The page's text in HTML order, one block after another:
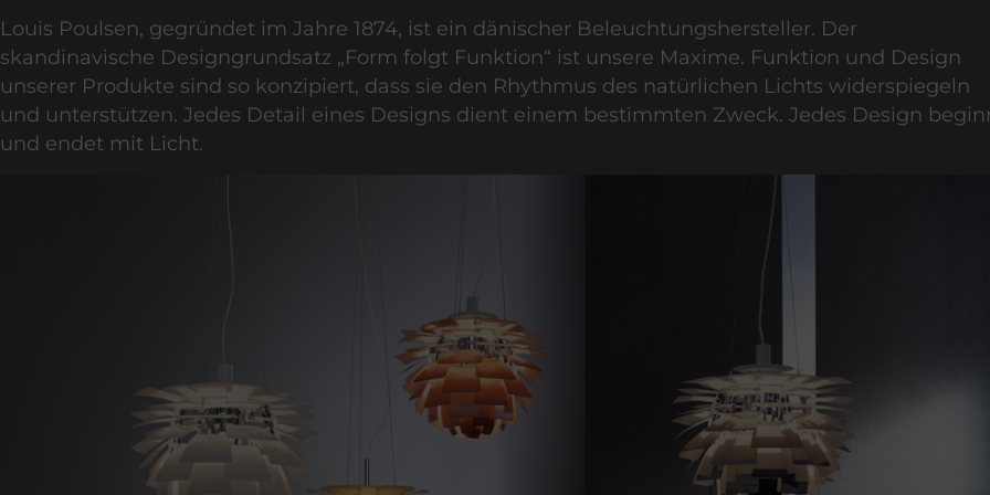
Louis Poulsen, gegründet im Jahre 1874, ist ein dänischer Beleuchtungshersteller. Der
skandinavische Designgrundsatz „Form folgt Funktion“ ist unsere Maxime. Funktion und Design
unserer Produkte sind so konzipiert, dass sie den Rhythmus des natürlichen Lichts widerspiegeln
und unterstützen. Jedes Detail eines Designs dient einem bestimmten Zweck. Jedes Design
und endet mit Licht.